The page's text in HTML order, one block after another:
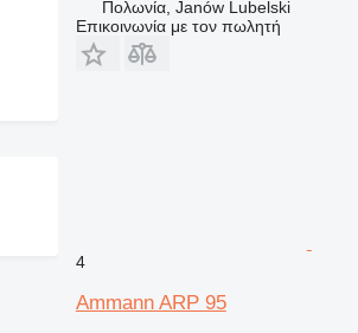
Πολωνία, Janów Lubelski
Επικοινωνία με τον πωλητή
4
Ammann ARP 95